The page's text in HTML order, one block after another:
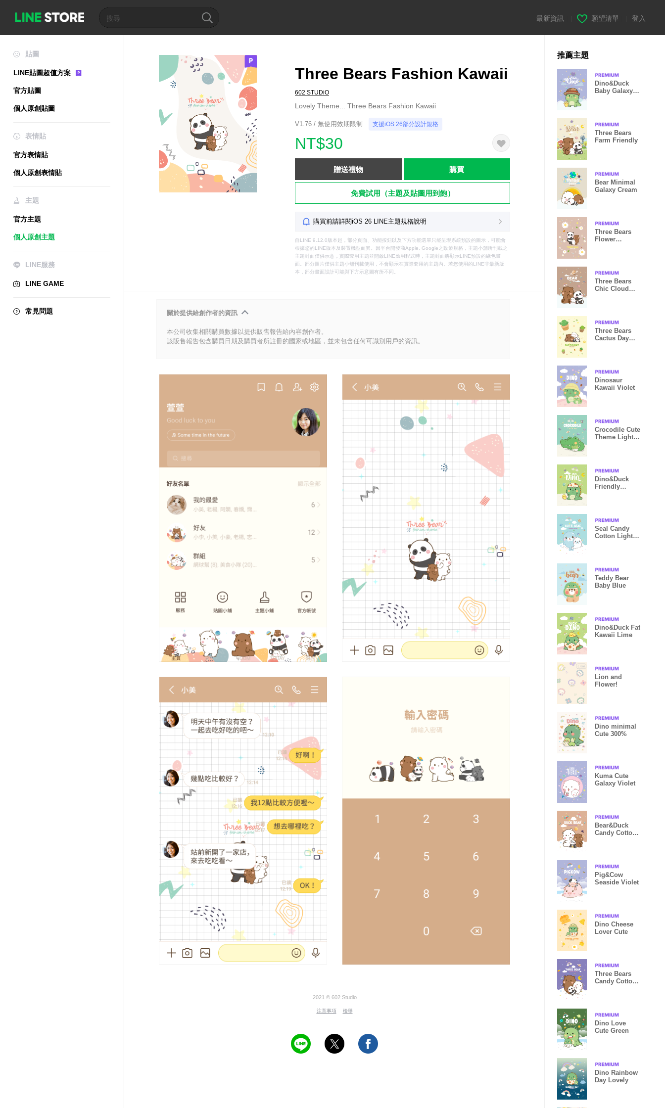
最新資訊 願望清單 登入
貼圖
LINE貼圖超值方案
官方貼圖
個人原創貼圖
表情貼
官方表情貼
個人原創表情貼
主題
官方主題
個人原創主題
LINE服務
LINE GAME
常見問題
Three Bears Fashion Kawaii
602 STUDiO
Lovely Theme... Three Bears Fashion Kawaii
V1.76 / 無使用效期限制 支援iOS 26部分設計規格
NT$30
贈送禮物 購買
免費試用（主題及貼圖用到飽）
購買前請詳閱iOS 26 LINE主題規格說明
自LINE 9.12.0版本起，部分頁面、功能按鈕以及下方功能選單只能呈現系統預設的圖示，可能會
根據您的LINE版本及裝置機型而異。因平台開發商Apple, Google之政策規格，主題小舖所刊載之
主題封面僅供示意，實際套用主題並開啟LINE應用程式時，主題封面將顯示LINE預設的綠色畫
面。部分圖片僅供主題小舖刊載使用，不會顯示在實際套用的主題內。若您使用的LINE非最新版
本，部分畫面設計可能與下方示意圖有所不同。
關於提供給創作者的資訊
本公司收集相關購買數據以提供販售報告給內容創作者。
該販售報告包含購買日期及購買者所註冊的國家或地區，並未包含任何可識別用戶的資訊。
2021 © 602 Studio
注意事項 檢舉
推薦主題
Dino&Duck
Baby Galaxy
Three Bears
Farm Friendly
Bear Minimal
Galaxy Cream
Three Bears
Flower
Three Bears
Chic Cloud
Three Bears
Cactus Day
Dinosaur
Kawaii Violet
Crocodile Cute
Theme Light
Dino&Duck
Friendly
Seal Candy
Cotton Light
Teddy Bear
Baby Blue
Dino&Duck Fat
Kawaii Lime
Lion and
Flower!
Dino minimal
Cute 300%
Kuma Cute
Galaxy Violet
Bear&Duck
Candy Cotton
Pig&Cow
Seaside Violet
Dino Cheese
Lover Cute
Three Bears
Candy Cotton
Dino Love
Cute Green
Dino Rainbow
Day Lovely